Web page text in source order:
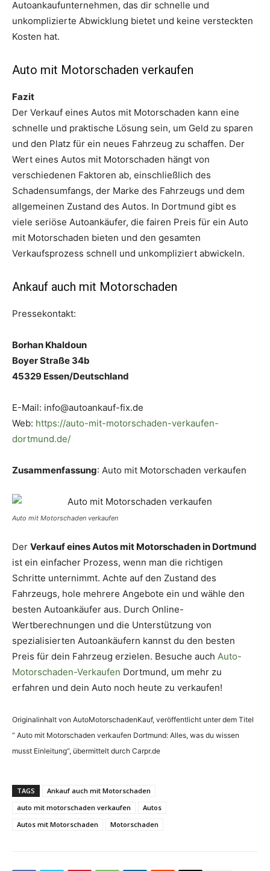
Autoankaufunternehmen, das dir schnelle und
unkomplizierte Abwicklung bietet und keine versteckten
Kosten hat.
Auto mit Motorschaden verkaufen
Fazit
Der Verkauf eines Autos mit Motorschaden kann eine
schnelle und praktische Lösung sein, um Geld zu sparen
und den Platz für ein neues Fahrzeug zu schaffen. Der
Wert eines Autos mit Motorschaden hängt von
verschiedenen Faktoren ab, einschließlich des
Schadensumfangs, der Marke des Fahrzeugs und dem
allgemeinen Zustand des Autos. In Dortmund gibt es
viele seriöse Autoankäufer, die fairen Preis für ein Auto
mit Motorschaden bieten und den gesamten
Verkaufsprozess schnell und unkompliziert abwickeln.
Ankauf auch mit Motorschaden
Pressekontakt:
Borhan Khaldoun
Boyer Straße 34b
45329 Essen/Deutschland
E-Mail: info@autoankauf-fix.de
Web: https://auto-mit-motorschaden-verkaufen-
dortmund.de/
Zusammenfassung: Auto mit Motorschaden verkaufen
Auto mit Motorschaden verkaufen
Der Verkauf eines Autos mit Motorschaden in Dortmund
ist ein einfacher Prozess, wenn man die richtigen
Schritte unternimmt. Achte auf den Zustand des
Fahrzeugs, hole mehrere Angebote ein und wähle den
besten Autoankäufer aus. Durch Online-
Wertberechnungen und die Unterstützung von
spezialisierten Autoankäufern kannst du den besten
Preis für dein Fahrzeug erzielen. Besuche auch Auto-
Motorschaden-Verkaufen Dortmund, um mehr zu
erfahren und dein Auto noch heute zu verkaufen!
Originalinhalt von AutoMotorschadenKauf, veröffentlicht unter dem Titel
“ Auto mit Motorschaden verkaufen Dortmund: Alles, was du wissen
musst Einleitung“, übermittelt durch Carpr.de
TAGS
Ankauf auch mit Motorschaden
auto mit motorschaden verkaufen
Autos
Autos mit Motorschaden
Motorschaden